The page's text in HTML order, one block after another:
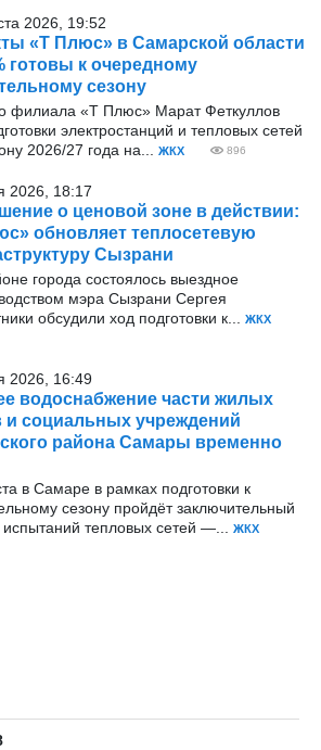
2026, 19:52
«Т Плюс» в Самарской области
готовы к очередному
сезону
филиала «Т Плюс» Марат Феткуллов
электростанций и тепловых сетей
2026/27 года на...
ЖКХ 896
2026, 18:17
о ценовой зоне в действии:
обновляет теплосетевую
Сызрани
города состоялось выездное
мэра Сызрани Сергея
обсудили ход подготовки к...
ЖКХ
2026, 16:49
водоснабжение части жилых
и социальных учреждений
района Самары временно
в Самаре в рамках подготовки к
сезону пройдёт заключительный
испытаний тепловых сетей —...
ЖКХ